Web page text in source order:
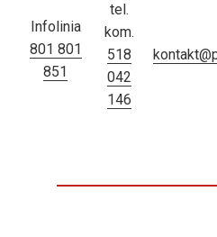
Infolinia
801 801
851
tel.
kom.
518
042
146